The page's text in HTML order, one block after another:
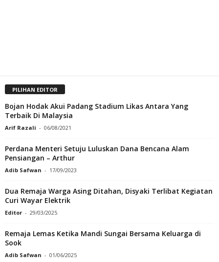
PILIHAN EDITOR
Bojan Hodak Akui Padang Stadium Likas Antara Yang
Terbaik Di Malaysia
Arif Razali - 06/08/2021
Perdana Menteri Setuju Luluskan Dana Bencana Alam
Pensiangan – Arthur
Adib Safwan - 17/09/2023
Dua Remaja Warga Asing Ditahan, Disyaki Terlibat Kegiatan
Curi Wayar Elektrik
Editor - 29/03/2025
Remaja Lemas Ketika Mandi Sungai Bersama Keluarga di
Sook
Adib Safwan - 01/06/2025